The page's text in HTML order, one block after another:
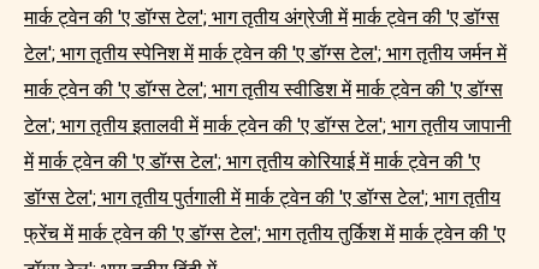
मार्क ट्वेन की 'ए डॉग्स टेल'; भाग तृतीय अंग्रेजी में मार्क ट्वेन की 'ए डॉग्स
टेल'; भाग तृतीय स्पेनिश में मार्क ट्वेन की 'ए डॉग्स टेल'; भाग तृतीय जर्मन में
मार्क ट्वेन की 'ए डॉग्स टेल'; भाग तृतीय स्वीडिश में मार्क ट्वेन की 'ए डॉग्स
टेल'; भाग तृतीय इतालवी में मार्क ट्वेन की 'ए डॉग्स टेल'; भाग तृतीय जापानी
में मार्क ट्वेन की 'ए डॉग्स टेल'; भाग तृतीय कोरियाई में मार्क ट्वेन की 'ए
डॉग्स टेल'; भाग तृतीय पुर्तगाली में मार्क ट्वेन की 'ए डॉग्स टेल'; भाग तृतीय
फ्रेंच में मार्क ट्वेन की 'ए डॉग्स टेल'; भाग तृतीय तुर्किश में मार्क ट्वेन की 'ए